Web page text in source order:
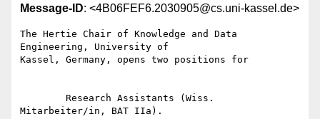
Message-ID: <4B06FEF6.2030905@cs.uni-kassel.de>
The Hertie Chair of Knowledge and Data
Engineering, University of
Kassel, Germany, opens two positions for
Mitarbeiter/in, BAT IIa).